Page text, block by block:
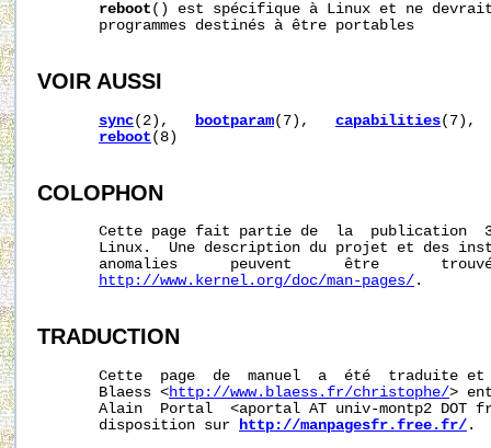
reboot () est spécifique à Linux et ne devrait
       programmes destinés à être portables
VOIR AUSSI
sync(2), bootparam(7), capabilities
reboot (8)
COLOPHON
Cette page fait partie de  la  publication
Linux.  Une description du projet et des
anomalies      peuvent      être
http://www.kernel.org/doc/man-pages/ .
TRADUCTION
Cette  page  de  manuel  a  été  traduite
       Blaess <
http://www.blaess.fr/christophe/>
Alain  Portal  <aportal AT univ-montp2 DOT
       disposition sur
http://manpagesfr.free.fr/ .